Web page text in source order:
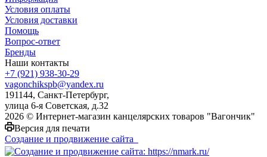
Условия оплаты
Условия доставки
Помощь
Вопрос-ответ
Бренды
Наши контакты
+7 (921) 938-30-29
vagonchikspb@yandex.ru
191144, Санкт-Петербург,
улица 6-я Советская, д.32
2026 © Интернет-магазин канцелярских товаров "Вагончик"
Версия для печати
Создание и продвижение сайта